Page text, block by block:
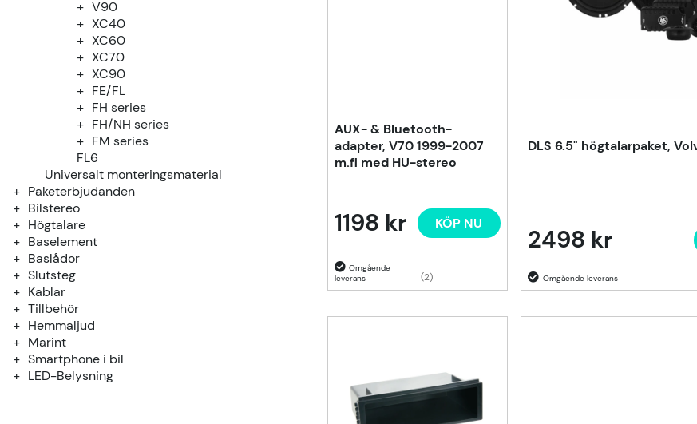
V90
XC40
XC60
XC70
XC90
FE/FL
FH series
FH/NH series
FM series
FL6
Universalt monteringsmaterial
Paketerbjudanden
Bilstereo
Högtalare
Baselement
Baslådor
Slutsteg
Kablar
Tillbehör
Hemmaljud
Marint
Smartphone i bil
LED-Belysning
AUX- & Bluetooth-
adapter, V70 1999-2007
m.fl med HU-stereo
1198 kr
(2)
KÖP NU
DLS 6.5" högtalarpaket,
2498 kr